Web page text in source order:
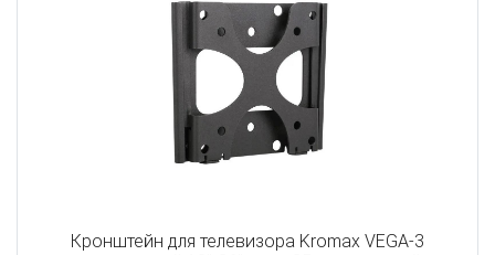
Кронштейн для телевизора Kromax VEGA-3